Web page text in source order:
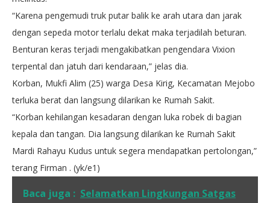
“Karena pengemudi truk putar balik ke arah utara dan jarak
dengan sepeda motor terlalu dekat maka terjadilah beturan.
Benturan keras terjadi mengakibatkan pengendara Vixion
terpental dan jatuh dari kendaraan,” jelas dia.
Korban, Mukfi Alim (25) warga Desa Kirig, Kecamatan Mejobo
terluka berat dan langsung dilarikan ke Rumah Sakit.
“Korban kehilangan kesadaran dengan luka robek di bagian
kepala dan tangan. Dia langsung dilarikan ke Rumah Sakit
Mardi Rahayu Kudus untuk segera mendapatkan pertolongan,”
terang Firman . (yk/e1)
Baca juga : Selamatkan Lingkungan Satgas